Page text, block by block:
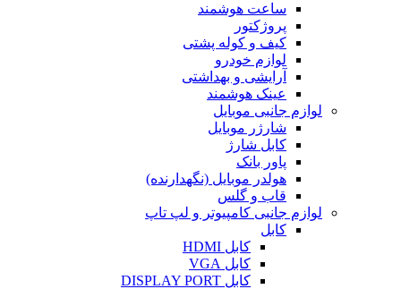
ساعت هوشمند
پروژکتور
کیف و کوله پشتی
لوازم خودرو
آرایشی و بهداشتی
عینک هوشمند
لوازم جانبی موبایل
شارژر موبایل
کابل شارژ
پاور بانک
هولدر موبایل (نگهدارنده)
قاب و گلس
لوازم جانبی کامپیوتر و لپ تاپ
کابل
کابل HDMI
کابل VGA
کابل DISPLAY PORT